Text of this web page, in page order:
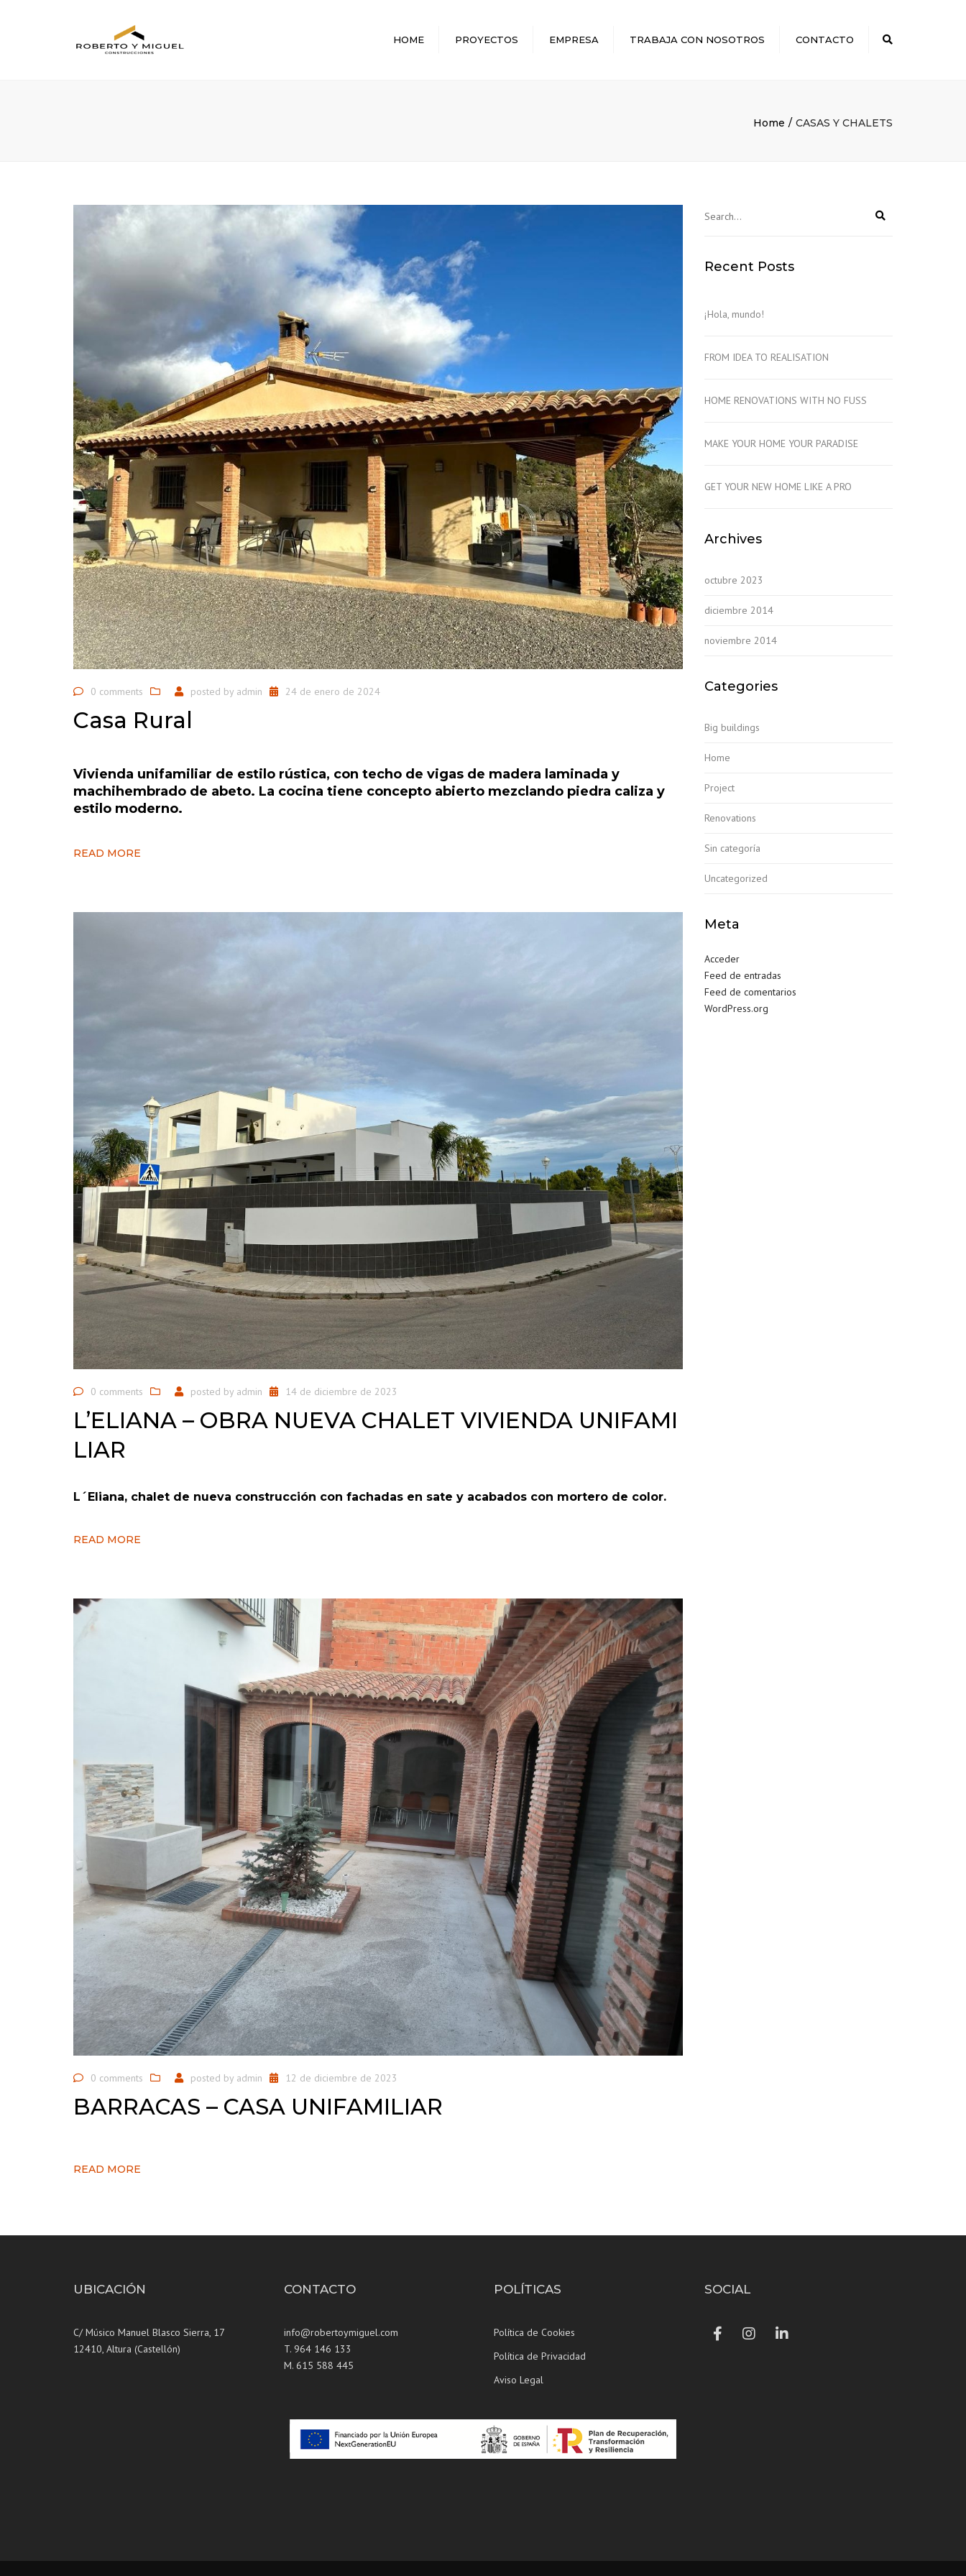
HOME PROYECTOS EMPRESA TRABAJA CON NOSOTROS CONTACTO
Home CASAS Y CHALETS
0 comments posted by admin 24 de enero de 2024
Casa Rural
Vivienda unifamiliar de estilo rústica, con techo de vigas de madera laminada y
machihembrado de abeto. La cocina tiene concepto abierto mezclando piedra caliza y
estilo moderno.
READ MORE
0 comments posted by admin 14 de diciembre de 2023
L’ELIANA – OBRA NUEVA CHALET VIVIENDA UNIFAMI
LIAR
L´Eliana, chalet de nueva construcción con fachadas en sate y acabados con mortero de color.
READ MORE
0 comments posted by admin 12 de diciembre de 2023
BARRACAS – CASA UNIFAMILIAR
READ MORE
Recent Posts
¡Hola, mundo!
FROM IDEA TO REALISATION
HOME RENOVATIONS WITH NO FUSS
MAKE YOUR HOME YOUR PARADISE
GET YOUR NEW HOME LIKE A PRO
Archives
octubre 2023
diciembre 2014
noviembre 2014
Categories
Big buildings
Home
Project
Renovations
Sin categoría
Uncategorized
Meta
Acceder
Feed de entradas
Feed de comentarios
WordPress.org
UBICACIÓN
C/ Músico Manuel Blasco Sierra, 17
12410, Altura (Castellón)
CONTACTO
info@robertoymiguel.com
T. 964 146 133
M. 615 588 445
POLÍTICAS
Política de Cookies
Política de Privacidad
Aviso Legal
SOCIAL
FacebookInstagramLinkedIn